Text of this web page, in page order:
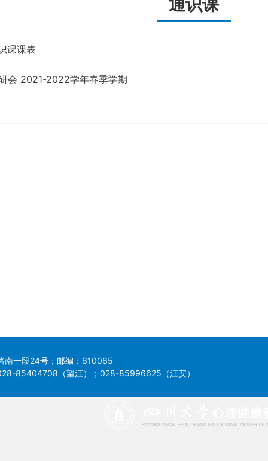
通识课
课课表
会 2021-2022学年春季学期
南一段24号；邮编：610065
85404708（望江）；028-85996625（江安）